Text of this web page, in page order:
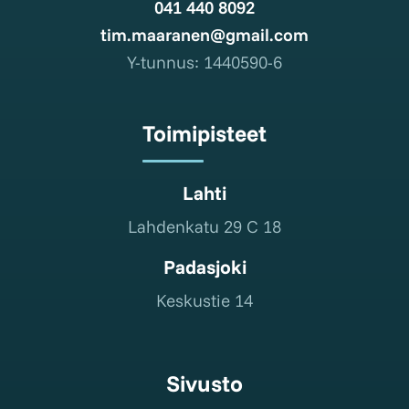
041 440 8092
tim.maaranen@gmail.com
Y-tunnus: 1440590-6
Toimipisteet
Lahti
Lahdenkatu 29 C 18
Padasjoki
Keskustie 14
Sivusto